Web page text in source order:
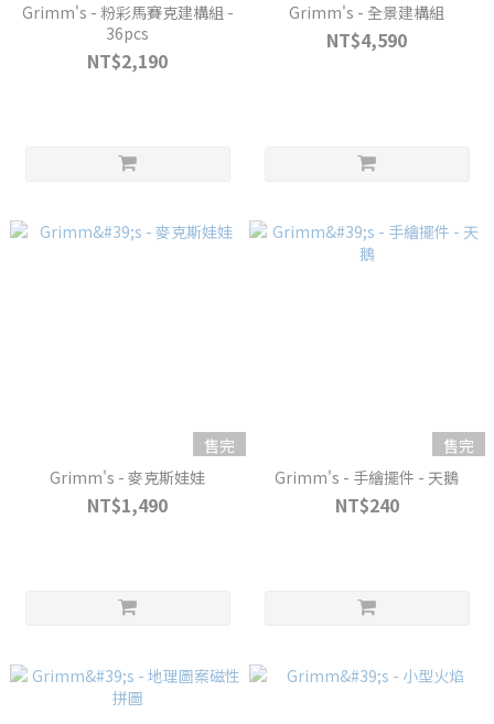
Grimm's - 粉彩馬賽克建構組 -
36pcs
NT$2,190
Grimm's - 全景建構組
NT$4,590
售完
Grimm's - 麥克斯娃娃
NT$1,490
售完
Grimm's - 手繪擺件 - 天鵝
NT$240